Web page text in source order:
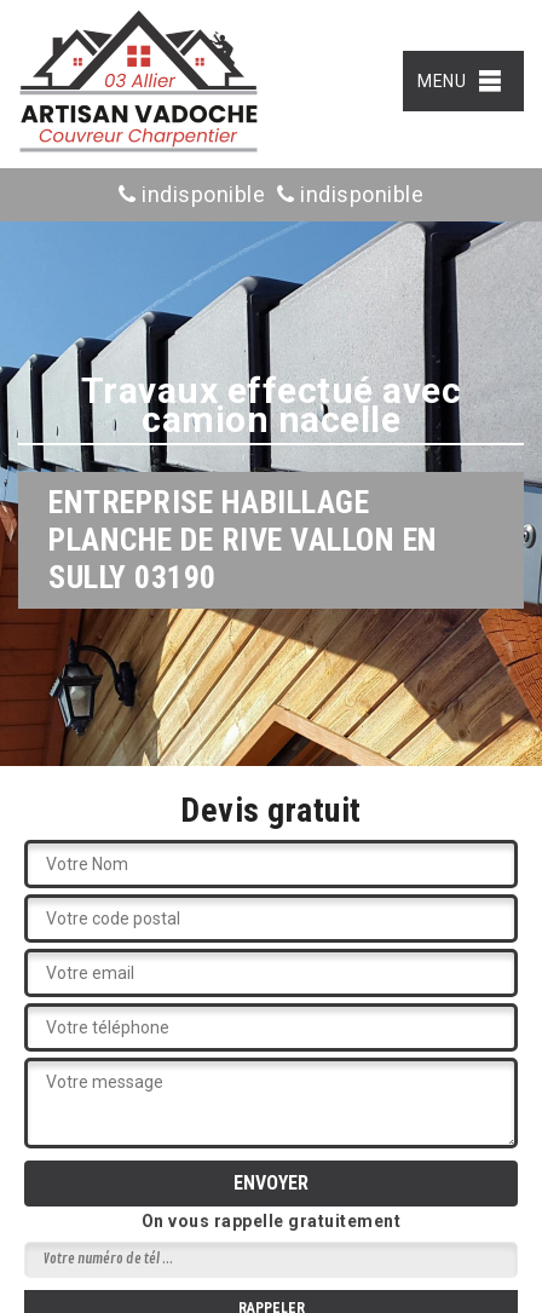
MENU
indisponible indisponible
Travaux effectué avec
camion nacelle
ENTREPRISE HABILLAGE
PLANCHE DE RIVE VALLON EN
SULLY 03190
Devis gratuit
On vous rappelle gratuitement